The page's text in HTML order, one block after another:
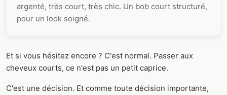
argenté, très court, très chic. Un bob court structuré,
pour un look soigné.
Et si vous hésitez encore ? C'est normal. Passer aux
cheveux courts, ce n'est pas un petit caprice.
C'est une décision. Et comme toute décision importante,